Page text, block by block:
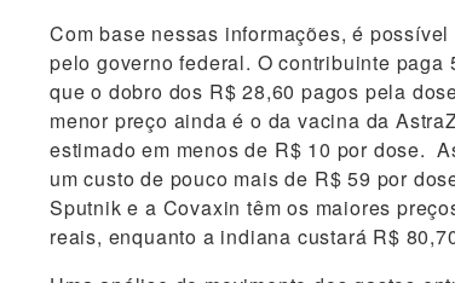
Com base nessas informações, é
pelo governo federal. O contribuinte
que o dobro dos R$ 28,60 pagos pela
menor preço ainda é o da vacina da
estimado em menos de R$ 10 por dose.
um custo de pouco mais de R$ 59 por
Sputnik e a Covaxin têm os maiores
reais, enquanto a indiana custará R$